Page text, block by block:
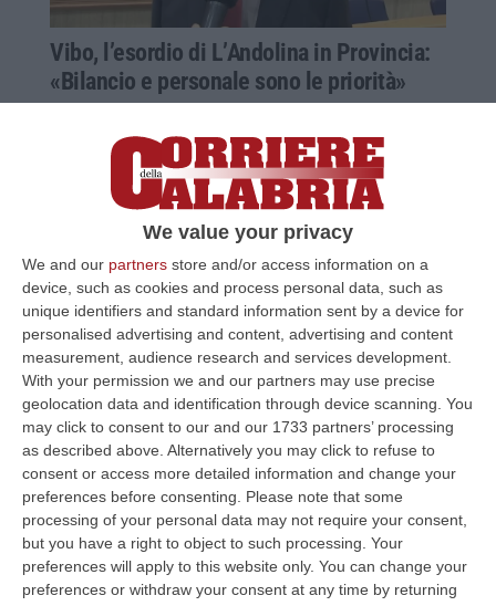
We value your privacy
We and our partners store and/or access information on a
device, such as cookies and process personal data, such as
unique identifiers and standard information sent by a device for
personalised advertising and content, advertising and content
measurement, audience research and services development.
With your permission we and our partners may use precise
geolocation data and identification through device scanning. You
may click to consent to our and our 1733 partners’ processing
as described above. Alternatively you may click to refuse to
consent or access more detailed information and change your
preferences before consenting.
Please note that some
processing of your personal data may not require your consent,
but you have a right to object to such processing. Your
preferences will apply to this website only. You can change your
preferences or withdraw your consent at any time by returning
Vibo, l’esordio di L’Andolina in Provincia:
«Bilancio e personale sono le priorità»
«Situazione problematica. Partiamo da
programmazione e razionalizzazione delle
risorse»
Pubblicato il: 15/02/23 – 13:20
Provincia di Vibo, L’Andolina domani giura
Programmato il giuramento nel corso della